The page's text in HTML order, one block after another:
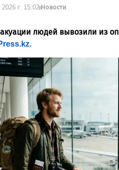
2026 г. 15:02вНовости
людей вывозили из